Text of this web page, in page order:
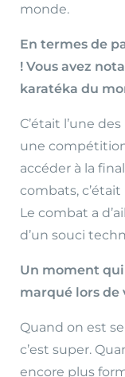
monde.
En termes de
! Vous avez
karatéka du
C’était l’une
une
accéder à la
combats,
Le combat a
d’un souci
Un moment
marqué lors de
Quand on est
c’est super.
encore plus